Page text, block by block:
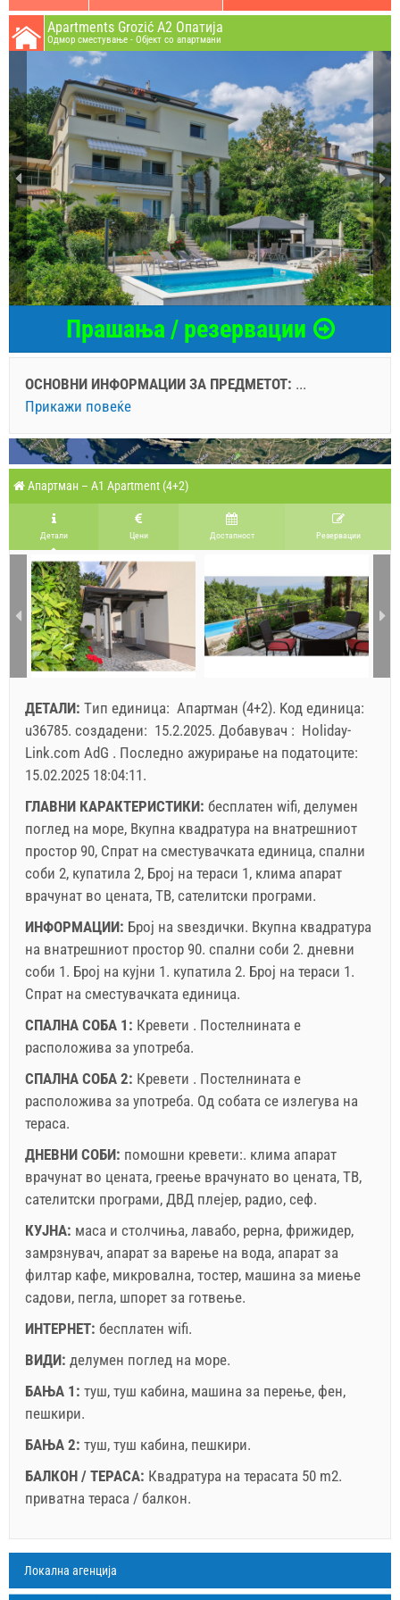
Apartments Grozić A2 Опатија
Oдмор сместување - Објект со апартмани
Прашања / резервации
ОСНОВНИ ИНФОРМАЦИИ ЗА ПРЕДМЕТОТ: ...
Прикажи повеќе
Апартман – A1 Apartment (4+2)
Детали Цени Достапност Pезервации
ДЕТАЛИ: Tип единица: Апартман (4+2). Kод единица:
u36785. создадени: 15.2.2025. Добавувач : Holiday-
Link.com AdG . Последно ажурирање на податоците:
15.02.2025 18:04:11.
ГЛАВНИ КАРАКТЕРИСТИКИ: бесплатен wifi, делумен
поглед на море, Вкупна квадратура на внатрешниот
простор 90, Спрат на сместувачката единица, спални
соби 2, купатила 2, Број на тераси 1, клима апарат
врачунат во цената, ТВ, сателитски програми.
ИНФОРМАЦИИ: Број на ѕвездички. Вкупна квадратура
на внатрешниот простор 90. спални соби 2. дневни
соби 1. Број на кујни 1. купатила 2. Број на тераси 1.
Спрат на сместувачката единица.
СПАЛНА СОБА 1: Кревети . Постелнината е
расположива за употреба.
СПАЛНА СОБА 2: Кревети . Постелнината е
расположива за употреба. Од собата се излегува на
тераса.
ДНЕВНИ СОБИ: помошни кревети:. клима апарат
врачунат во цената, греење врачунато во цената, ТВ,
сателитски програми, ДВД плејер, радио, сеф.
КУЈНА: маса и столчиња, лавабо, рерна, фрижидер,
замрзнувач, апарат за варење на вода, апарат за
филтар кафе, микровална, тостер, машина за миење
садови, пегла, шпорет за готвење.
ИНТЕРНЕТ: бесплатен wifi.
ВИДИ: делумен поглед на море.
БАЊА 1: туш, туш кабина, машина за перење, фен,
пешкири.
БАЊА 2: туш, туш кабина, пешкири.
БАЛКОН / ТЕРАСА: Квадратура на терасата 50 m2.
приватна тераса / балкон.
A1 Apartment (4+2) : Prices 2026 EUR
Легенда: термините со црвена позадина се резервирани
август 2026
Полињата означени со ѕвездичка (*) се
задолжителни!
Локална агенција